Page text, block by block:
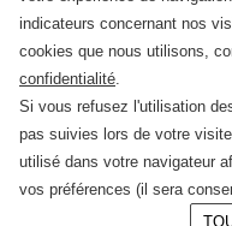
indicateurs concernant nos
cookies que nous utilisons,
confidentialité
Si vous refusez l'utilisation
pas suivies lors de votre
utilisé dans votre navigateur
vos préférences (il sera